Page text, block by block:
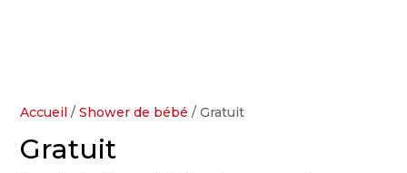
Accueil /Shower de bébé / Gratuit
Gratuit